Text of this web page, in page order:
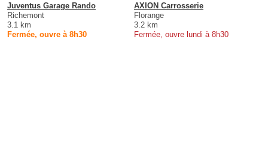
Juventus Garage Rando
Richemont
3.1 km
Fermée, ouvre à 8h30
AXION Carrosserie
Florange
3.2 km
Fermée, ouvre lundi à 8h30